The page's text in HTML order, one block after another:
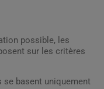
possible, les
sur les critères
se basent uniquement